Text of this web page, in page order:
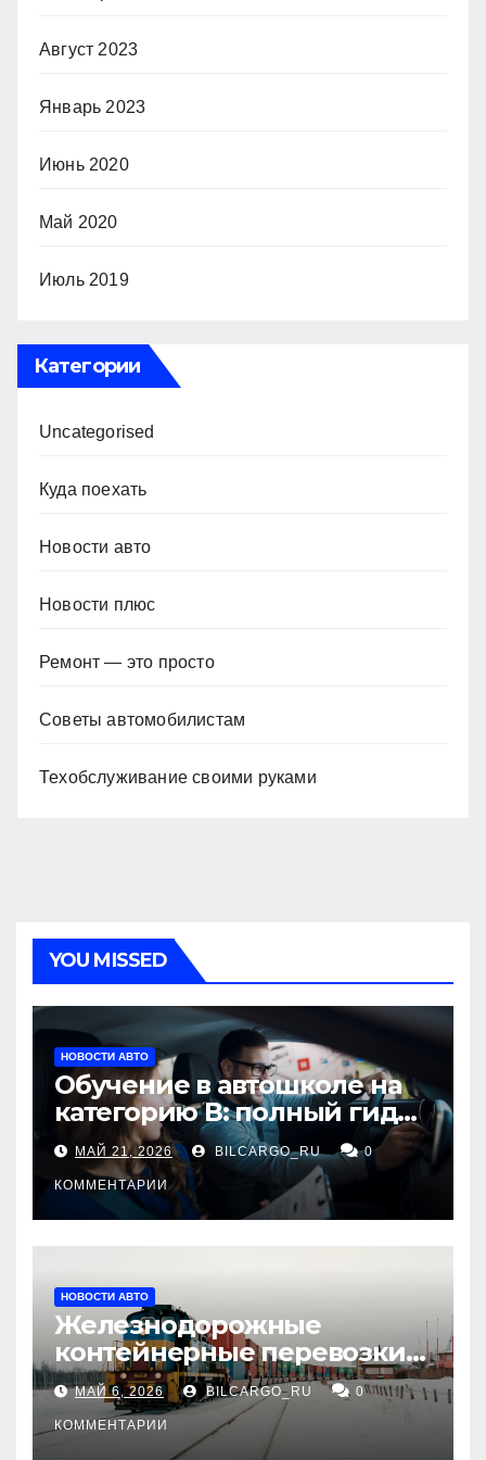
Август 2023
Январь 2023
Июнь 2020
Май 2020
Июль 2019
Категории
Uncategorised
Куда поехать
Новости авто
Новости плюс
Ремонт — это просто
Советы автомобилистам
Техобслуживание своими руками
YOU MISSED
НОВОСТИ АВТО
Обучение в автошколе на
категорию В: полный гид
для будущих водителей
МАЙ 21, 2026 BILCARGO_RU 0
КОММЕНТАРИИ
НОВОСТИ АВТО
Железнодорожные
контейнерные перевозки
из Китая в Россию:
маршруты, сроки и
требования
МАЙ 6, 2026 BILCARGO_RU 0
КОММЕНТАРИИ